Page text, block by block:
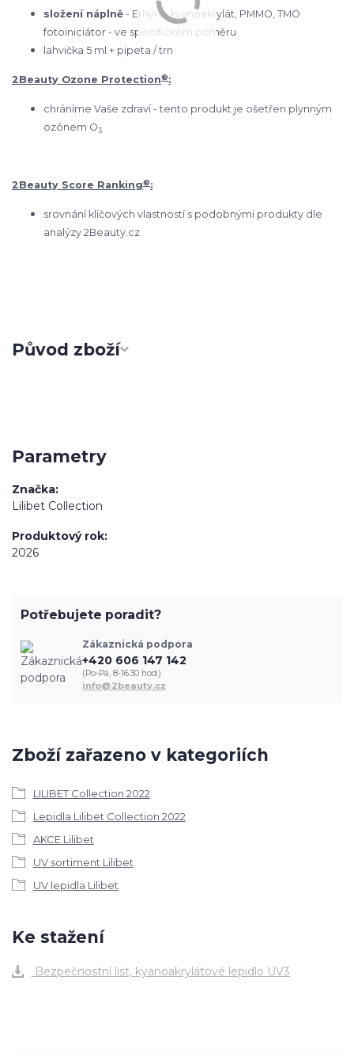
složení náplně - Ethyl-2-kyanoakrylát, PMMO, TMO
fotoiniciátor - ve specifickém poměru
lahvička 5 ml + pipeta / trn
2Beauty Ozone Protection®:
chráníme Vaše zdraví - tento produkt je ošetřen plynným
ozónem O3
2Beauty Score Ranking®:
srovnání klíčových vlastností s podobnými produkty dle
analýzy 2Beauty.cz
Původ zboží
Parametry
Značka
Lilibet Collection
Produktový rok
2026
Zboží zařazeno v kategoriích
LILIBET Collection 2022
Lepidla Lilibet Collection 2022
AKCE Lilibet
UV sortiment Lilibet
UV lepidla Lilibet
Potřebujete poradit?
Zákaznická podpora
+420 606 147 142
(Po-Pá, 8-16.30 hod.)
info@2beauty.cz
Ke stažení
Bezpečnostní list, kyanoakrylátové lepidlo UV3